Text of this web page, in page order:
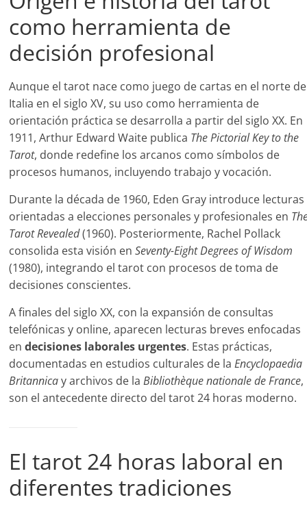
como herramienta de
decisión profesional
Aunque el tarot nace como juego de cartas en el norte de
Italia en el siglo XV, su uso como herramienta de
orientación práctica se desarrolla a partir del siglo XX. En
1911, Arthur Edward Waite publica The Pictorial Key to the
Tarot, donde redefine los arcanos como símbolos de
procesos humanos, incluyendo trabajo y vocación.
Durante la década de 1960, Eden Gray introduce lecturas
orientadas a elecciones personales y profesionales en
Tarot Revealed(1960). Posteriormente, Rachel Pollack
consolida esta visión enSeventy-Eight Degrees of Wisdom
(1980), integrando el tarot con procesos de toma de
decisiones conscientes.
A finales del siglo XX, con la expansión de consultas
telefónicas y online, aparecen lecturas breves enfocadas
endecisiones laborales urgentes. Estas prácticas,
documentadas en estudios culturales de laEncyclopaedia
Britannicay archivos de laBibliothèque nationale de France,
son el antecedente directo del tarot 24 horas moderno.
El tarot 24 horas laboral en
diferentes tradiciones